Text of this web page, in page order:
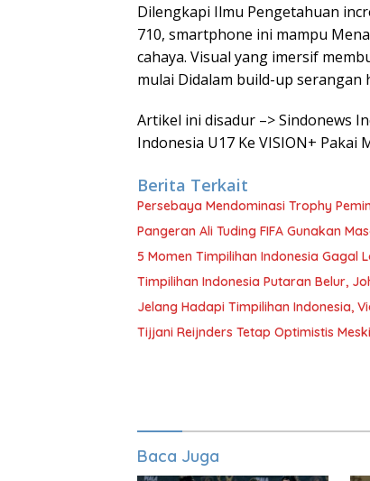
Dilengkapi Ilmu Pengetahuan
710, smartphone ini mampu
cahaya. Visual yang imersif
mulai Didalam build-up
Artikel ini disadur –> Sindonews
Indonesia U17 Ke VISION+ Pakai
Berita Terkait
Persebaya Mendominasi Trophy
Pangeran Ali Tuding FIFA Gunakan
5 Momen Timpilihan Indonesia Gagal
Timpilihan Indonesia Putaran Belur,
Jelang Hadapi Timpilihan Indonesia,
Tijjani Reijnders Tetap Optimistis
Baca Juga